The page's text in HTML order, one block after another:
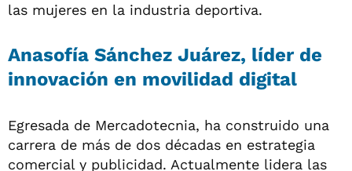
las mujeres en la industria deportiva.
Anasofía Sánchez Juárez, líder de
innovación en movilidad digital
Egresada de Mercadotecnia, ha construido una
carrera de más de dos décadas en estrategia
comercial y publicidad. Actualmente lidera las